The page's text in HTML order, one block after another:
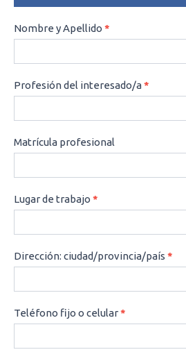
CONSULTAS
Nombre y Apellido *
Profesión del interesado/a*
Matrícula profesional
Lugar de trabajo *
Dirección: ciudad/provincia/país *
Teléfono fijo o celular*